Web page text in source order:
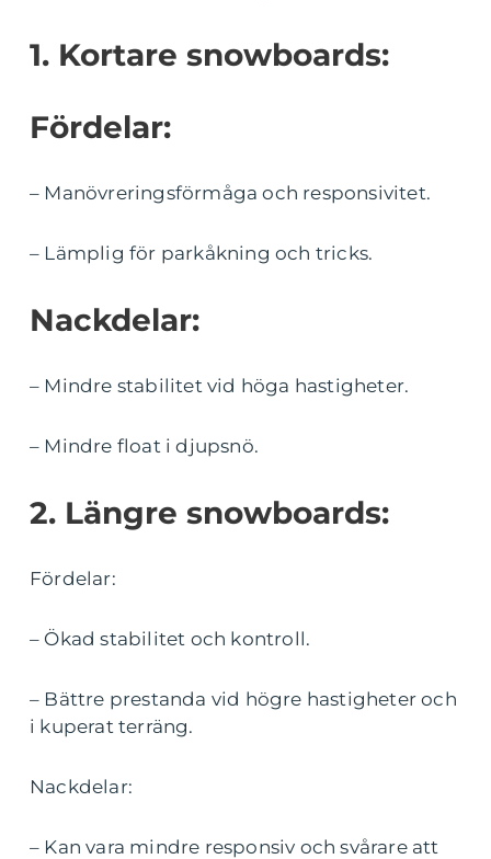
1. Kortare snowboards:
Fördelar:
– Manövreringsförmåga och responsivitet.
– Lämplig för parkåkning och tricks.
Nackdelar:
– Mindre stabilitet vid höga hastigheter.
– Mindre float i djupsnö.
2. Längre snowboards:
Fördelar:
– Ökad stabilitet och kontroll.
– Bättre prestanda vid högre hastigheter och
i kuperat terräng.
Nackdelar:
– Kan vara mindre responsiv och svårare att